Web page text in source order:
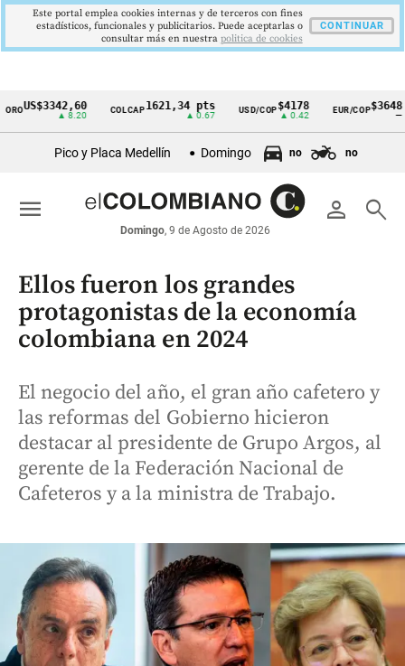
Cintillo
económicos
Colombia
COLCAP1621,34 pts USD/COP$4178
▲ 0.42
EUR/COP$3648
—
Pico y Placa Medellín Domingo no no
person search
Domingo, 9 de Agosto de 2026
menu
Ellos fueron los grandes
protagonistas de la economía
colombiana en 2024
El negocio del año, el gran año cafetero y
las reformas del Gobierno hicieron
destacar al presidente de Grupo Argos, al
gerente de la Federación Nacional de
Cafeteros y a la ministra de Trabajo.
Este portal emplea cookies internas y de terceros con fines
estadísticos, funcionales y publicitarios. Puede aceptarlas o
consultar más en nuestra politica de cookies
CONTINUAR